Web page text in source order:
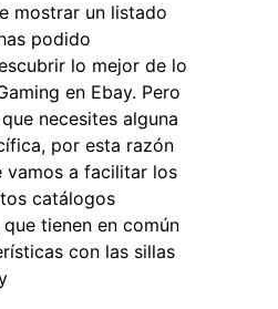
mostrar un listado
podido
lo mejor de lo
en Ebay. Pero
necesites alguna
por esta razón
vamos a facilitar los
catálogos
tienen en común
con las sillas